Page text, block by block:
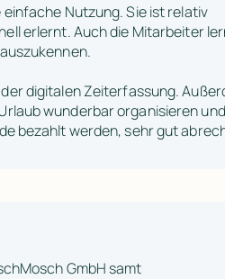
Nutzung. Sie ist relativ
erlernt. Auch die Mitarbeiter
digitalen Zeiterfassung.
wunderbar organisieren
bezahlt werden, sehr gut
GmbH samt